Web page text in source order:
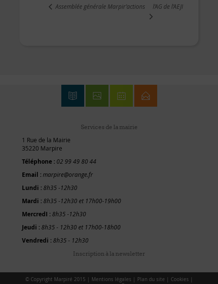
Assemblée générale Marpir’actions l’AG de l’AEJI
Services de la mairie
1 Rue de la Mairie
35220 Marpire
Téléphone : 02 99 49 80 44
Email :marpire@orange.fr
Lundi :8h35 -12h30
Mardi :8h35 -12h30 et 17h00-19h00
MercredI :8h35 -12h30
Jeudi :8h35 - 12h30 et 17h00-18h00
Vendredi :8h35 - 12h30
Inscription à la newsletter
© Copyright Marpiré 2015 | Mentions légales Plan du site Cookies